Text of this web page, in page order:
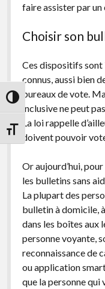
Passer en contraste élevé
Changer la taille de la
faire assister par un
Choisir son
Ces dispositifs
connus, aussi bien
bureaux de vote.
inclusive ne peut
La loi rappelle
doivent pouvoir
Or aujourd’hui,
les bulletins sans
La plupart des
bulletin à domicile,
dans les boîtes aux
personne voyante,
reconnaissance de
ou application
que la personne qui